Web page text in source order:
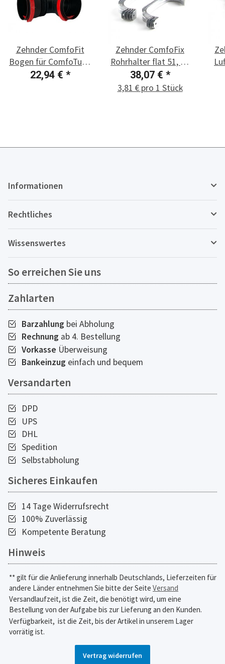
Zehnder ComfoFit
Bogen für ComfoTube
DN 90, 90°
22,94 € *
Zehnder ComfoFix
Rohrhalter flat 51, 10
Stück
38,07 € *
3,81 € pro 1 Stück
Informationen
Rechtliches
Wissenswertes
So erreichen Sie uns
Zahlarten
Barzahlung bei Abholung
Rechnung ab 4. Bestellung
Vorkasse Überweisung
Bankeinzug einfach und bequem
Versandarten
DPD
UPS
DHL
Spedition
Selbstabholung
Sicheres Einkaufen
14 Tage Widerrufsrecht
100% Zuverlässig
Kompetente Beratung
Hinweis
** gilt für die Anlieferung innerhalb Deutschlands, Lieferzeiten für
andere Länder entnehmen Sie bitte der Seite Versand
Versandlaufzeit, ist die Zeit, die benötigt wird, um eine
Bestellung von der Aufgabe bis zur Lieferung an den Kunden.
Verfügbarkeit, ist die Zeit, bis der Artikel in unserem Lager
vorrätig ist.
Vertrag widerrufen